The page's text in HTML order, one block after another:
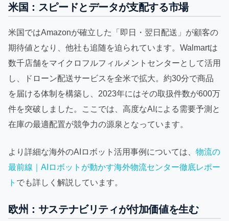
米国：スピードとデータが支配する市場
米国ではAmazonが確立した「即日・翌日配送」が顧客の
期待値となり、他社も追随を迫られています。Walmartは
数千店舗をマイクロフルフィルメントセンターとして活用
し、ドローン配送サービスを全米で拡大。約30分で商品
を届ける体制を構築し、2023年にはその取扱件数が600万
件を突破しました。ここでは、高度なAIによる需要予測と
在庫の最適配置が競争力の源泉となっています。
より詳細な海外のAIロボット活用事例については、 物流の
最前線｜AIロボットが動かす海外物流センター徹底レポー
ト でも詳しく解説しています。
欧州：サステナビリティが付加価値を生む